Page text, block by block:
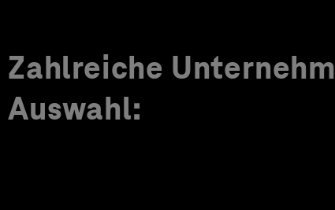
Zahlreiche
Auswahl: